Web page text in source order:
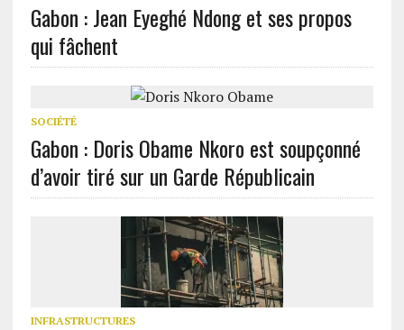
Gabon : Jean Eyeghé Ndong et ses propos
qui fâchent
SOCIÉTÉ
Gabon : Doris Obame Nkoro est soupçonné
d’avoir tiré sur un Garde Républicain
INFRASTRUCTURES